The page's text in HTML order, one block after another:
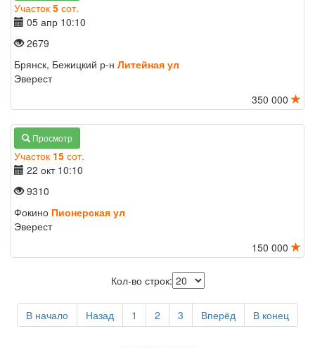
Участок 5 сот.
05 апр 10:10
2679
Брянск, Бежицкий р-н Литейная ул
Эверест
350 000
Просмотр
Участок 15 сот.
22 окт 10:10
9310
Фокино Пионерская ул
Эверест
150 000
Кол-во строк:
В начало Назад 1 2 3 Вперёд В конец